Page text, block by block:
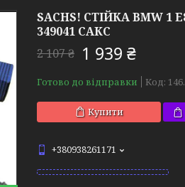
SACHS! СТІЙКА BMW 1
349041 САКС
2 107 ₴ 1 939 ₴
Готово до відправки Код:
Купити
+380938261171